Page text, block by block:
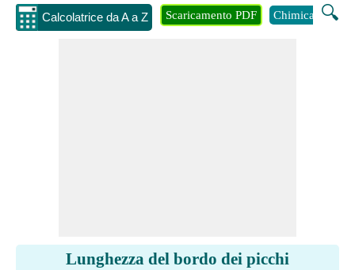
Calcolatrice da A a Z 🔍
Scaricamento PDF Chimica
Lunghezza del bordo dei picchi